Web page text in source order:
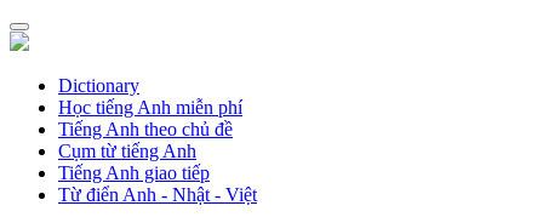
Dictionary
Học tiếng Anh miễn phí
Tiếng Anh theo chủ đề
Cụm từ tiếng Anh
Tiếng Anh giao tiếp
Từ điển Anh - Nhật - Việt